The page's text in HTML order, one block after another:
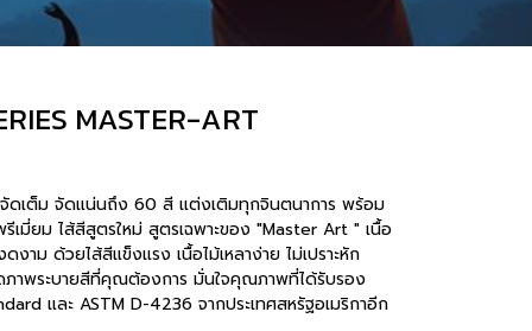
MASTER-ART
เต็ม จัดแน่นถึง 60 สี แต่งเติมทุกจินตนาการ พร้อม
มี่ยม ไส้สีสูตรใหม่ สูตรเฉพาะของ "Master Art " เนื้อ
าม ด้วยไส้สีแข็งแรง เนื้อไม้เหลาง่าย ไม่เปราะหัก
ภาพระบายสีที่คุณต้องการ มั่นใจคุณภาพที่ได้รับรอง
และ ASTM D-4236 จากประเทศสหรัฐอเมริกาอีก